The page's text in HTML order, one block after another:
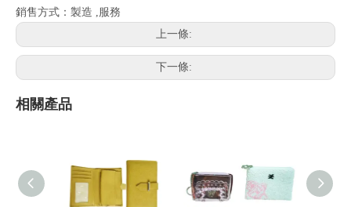
銷售方式：製造 ,服務
上一條:
下一條:
相關產品